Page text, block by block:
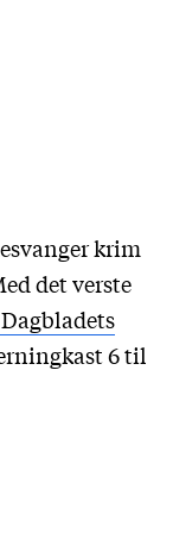
krim
det verste
6 til